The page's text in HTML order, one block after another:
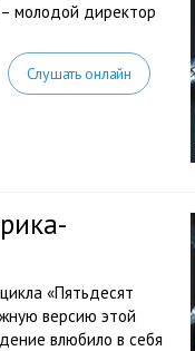
– молодой директор
Слушать онлайн
«Пятьдесят
версию этой
влюбило в себя